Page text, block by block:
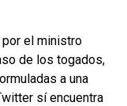
por el ministro
de los togados,
a una
sí encuentra